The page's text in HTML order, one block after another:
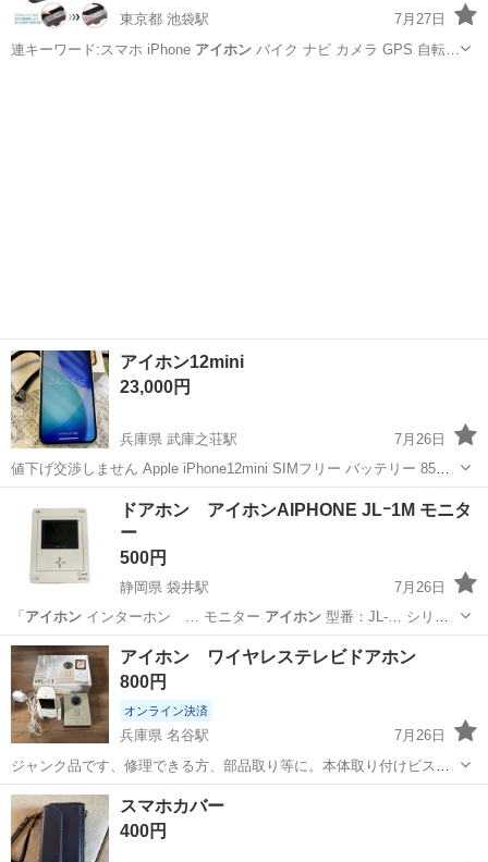
東京都 池袋駅
7月27日
連キーワード:スマホ iPhone アイホンバイク ナビ カメラ GPS 自転…
アイホン12mini
23,000円
兵庫県 武庫之荘駅
7月26日
値下げ交渉しません Apple iPhone12mini SIMフリー バッテリー 85%
128G キズなどはほとんどありません 見落としがあるかもそれません
ので 写真でご確認をお願いします 1回も落としていません...
その他
ドアホン アイホンAIPHONE JLｰ1M モニタ
ー
500円
静岡県 袋井駅
7月26日
「 アイホンインターホン … モニター アイホン型番：JL-… シリー
ズ名：アイホン代表カラー：…
静岡 袋井市 袋井駅 その他
アイホン ワイヤレステレビドアホン
800円
オンライン決済
兵庫県 名谷駅
7月26日
ジャンク品です、修理できる方、部品取り等に。本体取り付けビス、
電池カバーのビスもありません。
兵庫 神戸市
スマホカバー
400円